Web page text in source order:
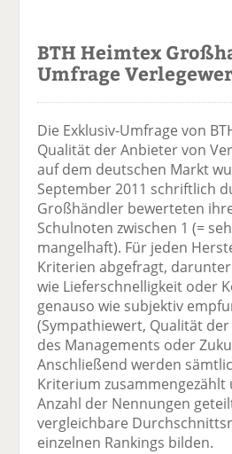
BTH Heimtex
Umfrage
Die Exklusiv-Umfrage von
Qualität der Anbieter von
auf dem deutschen Markt
September 2011 schriftlich
Großhändler bewerteten
Schulnoten zwischen 1 (=
mangelhaft). Für jeden
Kriterien abgefragt,
wie Lieferschnelligkeit oder
genauso wie subjektiv
(Sympathiewert, Qualität
des Managements oder
Anschließend werden
Kriterium zusammengezählt
Anzahl der Nennungen
vergleichbare
einzelnen Rankings bilden.